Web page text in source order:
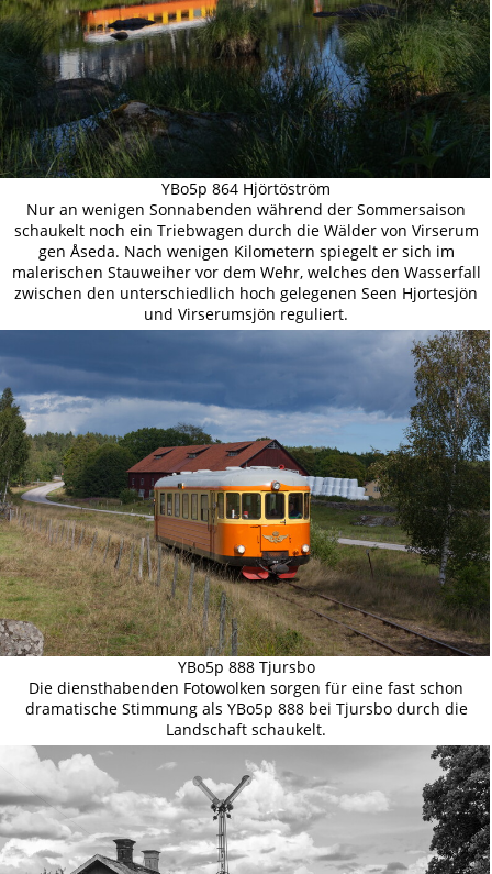
YBo5p 864 Hjörtöström
Nur an wenigen Sonnabenden während der Sommersaison
schaukelt noch ein Triebwagen durch die Wälder von Virserum
gen Åseda. Nach wenigen Kilometern spiegelt er sich im
malerischen Stauweiher vor dem Wehr, welches den Wasserfall
zwischen den unterschiedlich hoch gelegenen Seen Hjortesjön
und Virserumsjön reguliert.
YBo5p 888 Tjursbo
Die diensthabenden Fotowolken sorgen für eine fast schon
dramatische Stimmung als YBo5p 888 bei Tjursbo durch die
Landschaft schaukelt.